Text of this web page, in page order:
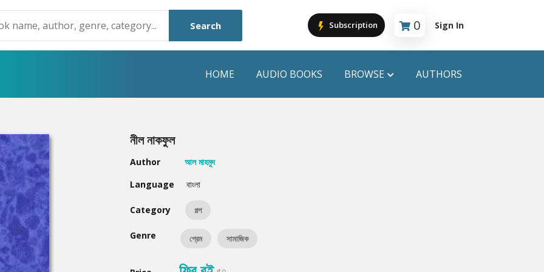
Search Subscription 0
Cart is empty
Sign In
HOME AUDIO BOOKS BROWSE
Humayun Ahmed
Mouri Morium
AUTHORS
নীল নাকফুল
Author
আল মাহমুদ
Language
বাংলা
Category গল্প
Genre প্রেম সামাজিক